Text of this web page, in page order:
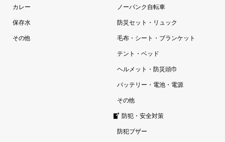
カレー
保存水
その他
ノーパンク自転車
防災セット・リュック
毛布・シート・ブランケット
テント・ベッド
ヘルメット・防災頭巾
バッテリー・電池・電源
その他
防犯・安全対策
防犯ブザー